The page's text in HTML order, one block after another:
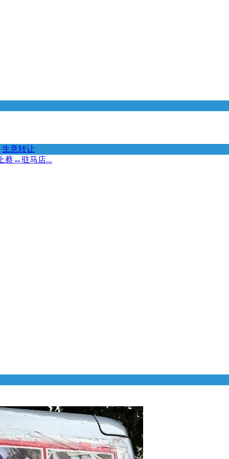
生意转让
蔡↔️驻马店...